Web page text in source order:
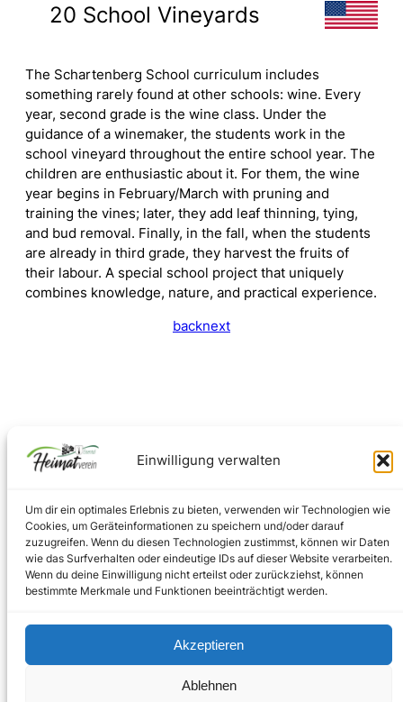
Einwilligung verwalten
Um dir ein optimales Erlebnis zu bieten, verwenden wir Technologien wie
Cookies, um Geräteinformationen zu speichern und/oder darauf
zuzugreifen. Wenn du diesen Technologien zustimmst, können wir Daten
wie das Surfverhalten oder eindeutige IDs auf dieser Website verarbeiten.
Wenn du deine Einwilligung nicht erteilst oder zurückziehst, können
bestimmte Merkmale und Funktionen beeinträchtigt werden.
Akzeptieren
Ablehnen
20 School Vineyards
The Schartenberg School curriculum includes
something rarely found at other schools: wine. Every
year, second grade is the wine class. Under the
guidance of a winemaker, the students work in the
school vineyard throughout the entire school year. The
children are enthusiastic about it. For them, the wine
year begins in February/March with pruning and
training the vines; later, they add leaf thinning, tying,
and bud removal. Finally, in the fall, when the students
are already in third grade, they harvest the fruits of
their labour. A special school project that uniquely
combines knowledge, nature, and practical experience.
backnext
Facebook Instagram
Impressum–Datenschutz